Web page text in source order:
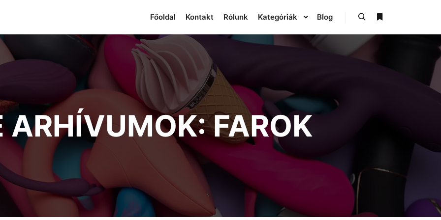
Főoldal Kontakt Rólunk Kategóriák Blog
ARHÍVUMOK:FAROK